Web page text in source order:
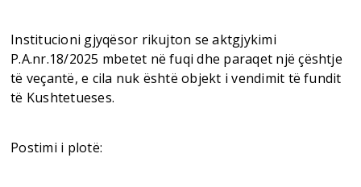
Institucioni gjyqësor rikujton se aktgjykimi
P.A.nr.18/2025 mbetet në fuqi dhe paraqet një çështje
të veçantë, e cila nuk është objekt i vendimit të fundit
të Kushtetueses.
Postimi i plotë: